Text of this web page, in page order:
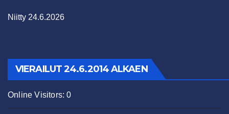
Niitty 24.6.2026
VIERAILUT 24.6.2014 ALKAEN
Online Visitors:0